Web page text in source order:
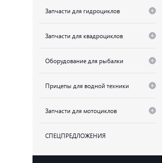
Запчасти для гидроциклов
Запчасти для квадроциклов
Оборудование для рыбалки
Прицепы для водной техники
Запчасти для мотоциклов
СПЕЦПРЕДЛОЖЕНИЯ